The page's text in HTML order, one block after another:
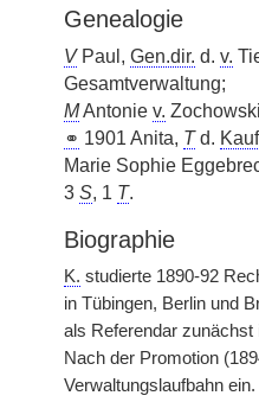
Genealogie
VPaul, Gen.dir. d. v.
Gesamtverwaltung;
MAntonie v.
⚭ 1901 Anita, Td.
Marie Sophie
3 S, 1 T.
Biographie
K. studierte 1890-92
in Tübingen, Berlin und
als Referendar
Nach der Promotion
Verwaltungslaufbahn